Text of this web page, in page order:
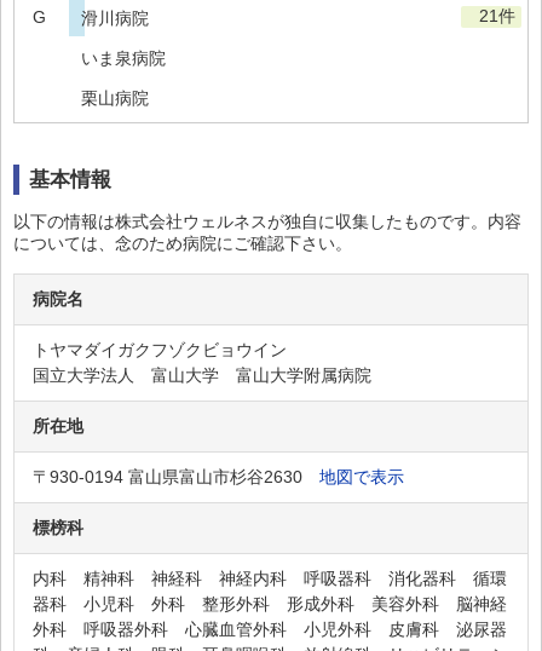
G 滑川病院 21件
いま泉病院
栗山病院
佐伯病院
メンタルケアホスピタル みらい
島田病院
常願寺病院
うおざきファミリー病院
誠友病院
成和病院
谷野呉山病院
南富山 中川病院
流杉病院
基本情報
以下の情報は株式会社ウェルネスが独自に収集したものです。内容
については、念のため病院にご確認下さい。
病院名
トヤマダイガクフゾクビョウイン
国立大学法人 富山大学 富山大学附属病院
所在地
〒930-0194 富山県富山市杉谷2630 地図で表示
標榜科
内科 精神科 神経科 神経内科 呼吸器科 消化器科 循環
器科 小児科 外科 整形外科 形成外科 美容外科 脳神経
外科 呼吸器外科 心臓血管外科 小児外科 皮膚科 泌尿器